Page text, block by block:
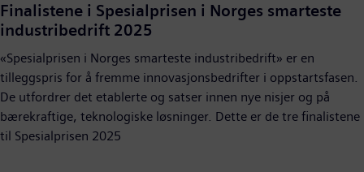
Finalistene i Spesialprisen i Norges smarteste
industribedrift 2025
«Spesialprisen i Norges smarteste industribedrift» er en
tilleggspris for å fremme innovasjonsbedrifter i oppstartsfasen.
De utfordrer det etablerte og satser innen nye nisjer og på
bærekraftige, teknologiske løsninger. Dette er de tre finalistene
til Spesialprisen 2025